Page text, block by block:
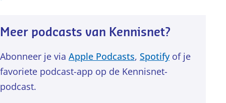
Meer podcasts van Kennisnet?
Abonneer je via Apple Podcasts, Spotifyof je
favoriete podcast-app op de Kennisnet-
podcast.